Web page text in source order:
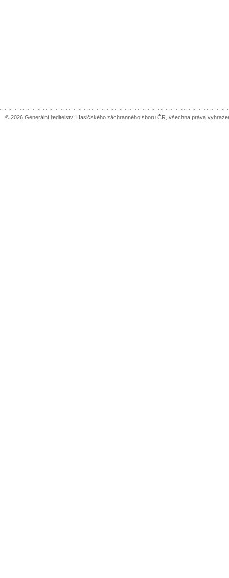
© 2026 Generální ředitelství Hasičského záchranného sboru ČR, všechna práva